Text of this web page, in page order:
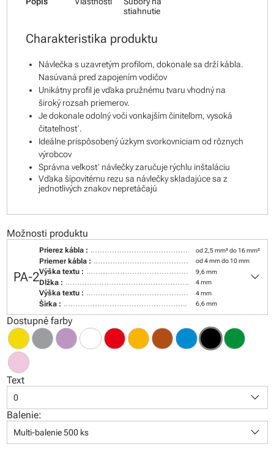
stiahnutie
Charakteristika produktu
Návlečka s uzavretým profilom, dokonale sa drží kábla.
Nasúvaná pred zapojením vodičov
Unikátny profil je vďaka pružnému tvaru vhodný na
široký rozsah priemerov.
Je dokonale odolný voči vonkajším činiteľom, vysoká
čitateľnosť.
Ideálne prispôsobený úzkym svorkovniciam od rôznych
výrobcov
Správna veľkosť návlečky zaručuje rýchlu inštaláciu
Vďaka šípovitému rezu sa návlečky skladajúce sa z
jednotlivých znakov nepretáčajú
Možnosti produktu
PA-2
Prierez kábla : od 2,5 mm² do 16 mm²
Priemer kábla : od 4 mm do 10 mm
Výška textu : 9,6 mm
Dĺžka : 4 mm
Výška textu : 4 mm
Šírka : 6,6 mm
keyboard_arrow_down
Dostupné farby
Text
0 keyboard_arrow_down
Balenie:
Multi-balenie 500 ks keyboard_arrow_down